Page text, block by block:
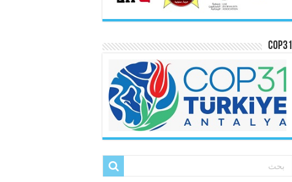
COP31